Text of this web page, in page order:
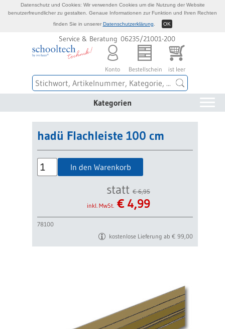
Service & Beratung 06235/21001-200
Konto Bestellschein ist leer
Kategorien
hadü Flachleiste 100 cm
In den Warenkorb
statt € 6,95
inkl. MwSt. € 4,99
78100
kostenlose Lieferung ab € 99,00
Datenschutz und Cookies: Wir verwenden Cookies um die Nutzung der Website
benutzerfreundlicher zu gestalten. Genaue Informationen zur Funktion und Ihren Rechten
finden Sie in unserer Datenschutzerklärung OK